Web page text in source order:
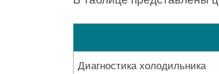
Диагностика холодильника